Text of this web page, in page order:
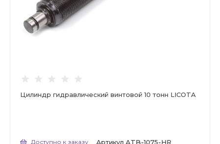
Цилиндр гидравлический винтовой 10 тонн LICOTA
Доступно к заказу Артикул ATB-1075-HR